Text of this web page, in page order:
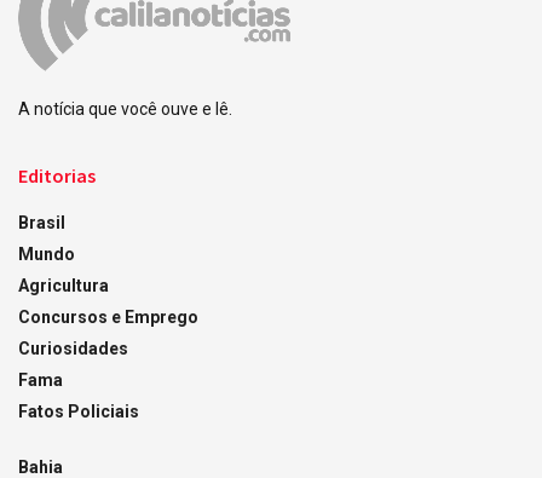
A notícia que você ouve e lê.
Editorias
Brasil
Mundo
Agricultura
Concursos e Emprego
Curiosidades
Fama
Fatos Policiais
Bahia